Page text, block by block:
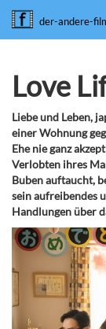
der-andere-
Love
Liebe und Leben,
einer Wohnung
Ehe nie ganz
Verlobten ihres
Buben auftaucht,
sein aufreibendes
Handlungen über